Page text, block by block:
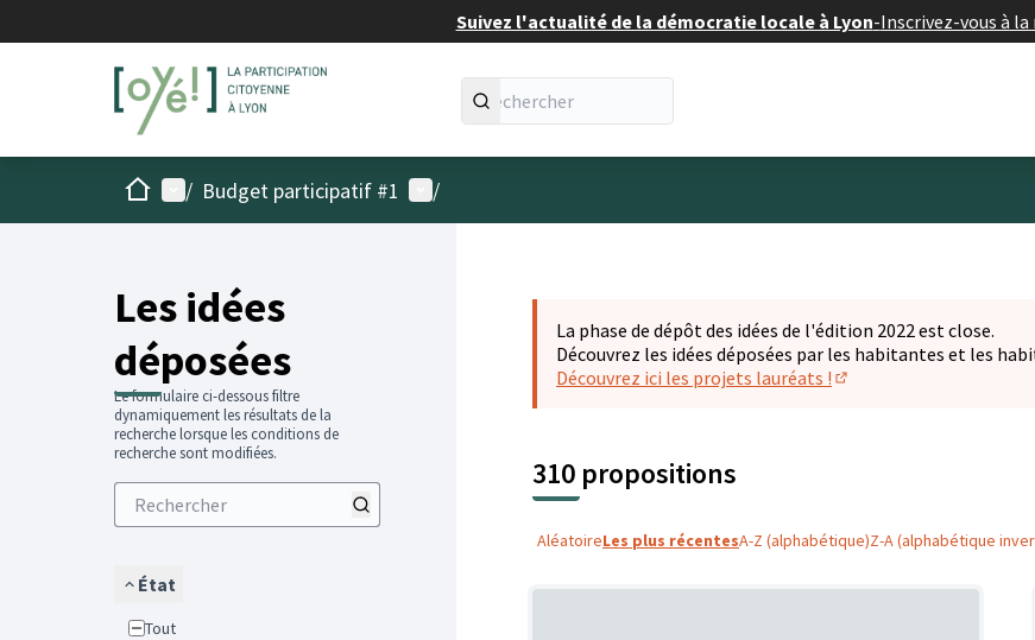
Suivez l'actualité de la démocratie locale à Lyon-Inscrivez-vous à
AccueilMenu principal
/ Budget participatif #1 Menu utilisateur
/
Les idées
déposées
Le formulaire ci-dessous filtre
dynamiquement les résultats de la
recherche lorsque les conditions de
recherche sont modifiées.
État
Tout
La phase de dépôt des idées de l'édition 2022 est close.
Découvrez les idées déposées par les habitantes et les
Découvrez ici les projets lauréats !
310 propositions
AléatoireLes plus récentesA-Z (alphabétique)Z-A (alphabétique